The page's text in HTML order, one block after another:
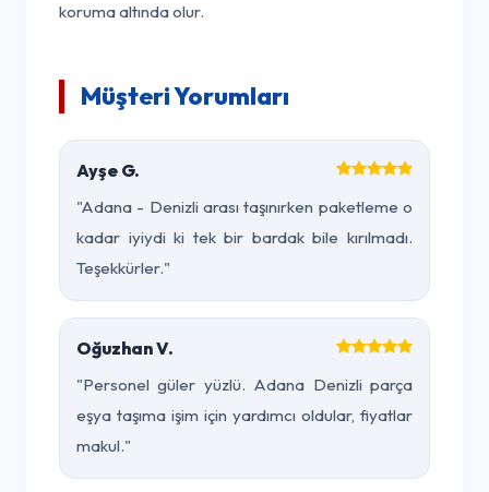
koruma altında olur.
Müşteri Yorumları
Ayşe G.
"Adana - Denizli arası taşınırken paketleme o
kadar iyiydi ki tek bir bardak bile kırılmadı.
Teşekkürler."
Oğuzhan V.
"Personel güler yüzlü. Adana Denizli parça
eşya taşıma işim için yardımcı oldular, fiyatlar
makul."